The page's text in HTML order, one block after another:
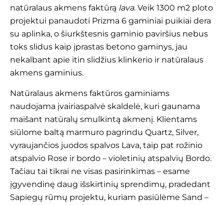
natūralaus akmens faktūrą lava. Veik 1300 m2 ploto
projektui panaudoti Prizma 6 gaminiai puikiai dera
su aplinka, o šiurkštesnis gaminio paviršius nebus
toks slidus kaip įprastas betono gaminys, jau
nekalbant apie itin slidžius klinkerio ir natūralaus
akmens gaminius.
Natūralaus akmens faktūros gaminiams
naudojama įvairiaspalvė skaldelė, kuri gaunama
maišant natūralų smulkintą akmenį. Klientams
siūlome baltą marmuro pagrindu Quartz, Silver,
vyraujančios juodos spalvos Lava, taip pat rožinio
atspalvio Rose ir bordo – violetinių atspalvių Bordo.
Tačiau tai tikrai ne visas pasirinkimas – esame
įgyvendinę daug išskirtinių sprendimų, pradedant
Sapiegų rūmų projektu, kuriam pasiūlėme Sand –